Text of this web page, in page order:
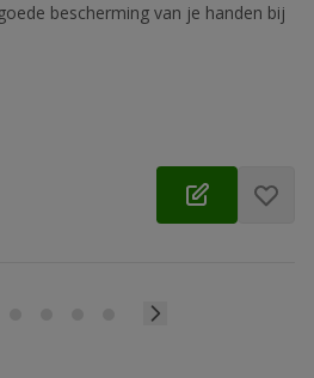
bescherming van je handen bij